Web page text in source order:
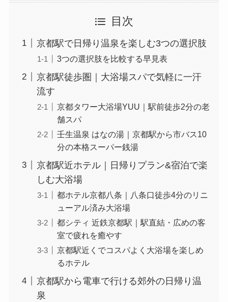
目次
京都駅で日帰り温泉を楽しむ3つの選択肢
3つの選択肢を比較する早見表
京都駅徒歩圏｜大浴場スパで気軽に一汗
流す
京都タワー大浴場YUU｜駅前徒歩2分の老
舗スパ
壬生温泉 はなの湯｜京都駅から市バス10
分の本格スーパー銭湯
京都駅近ホテル｜日帰りプラン&宿泊で楽
しむ大浴場
都ホテル京都八条｜八条口徒歩4分のリニ
ューアル済み大浴場
都シティ 近鉄京都駅｜駅直結・広めの客
室で疲れを癒やす
京都駅近くでコスパよく大浴場を楽しめ
るホテル
京都駅から電車で行ける郊外の日帰り温
泉